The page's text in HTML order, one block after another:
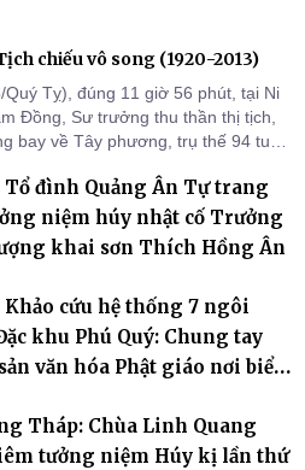
chiếu vô song (1920-2013)
Tỵ), đúng 11 giờ 56 phút, tại Ni
Đồng, Sư trưởng thu thần thị tịch,
bay về Tây phương, trụ thế 94 tuổi
Tổ đình Quảng Ân Tự trang
niệm húy nhật cố Trưởng
khai sơn Thích Hồng Ân
cứu hệ thống 7 ngôi
khu Phú Quý: Chung tay
văn hóa Phật giáo nơi biển
Tháp: Chùa Linh Quang
tưởng niệm Húy kị lần thứ